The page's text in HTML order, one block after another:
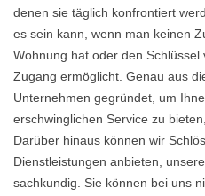
denen sie täglich konfrontiert
es sein kann, wenn man keinen
Wohnung hat oder den
Zugang ermöglicht. Genau aus
Unternehmen gegründet, um
erschwinglichen Service zu
Darüber hinaus können wir
Dienstleistungen anbieten,
sachkundig. Sie können bei uns